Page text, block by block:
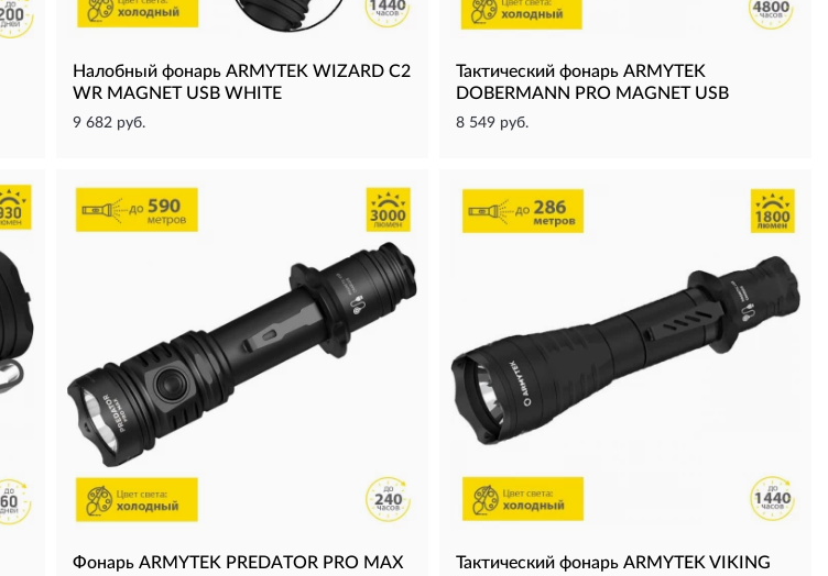
Налобный фонарь ARMYTEK WIZARD C2
WR MAGNET USB WHITE
9 682 руб.
Тактический фонарь ARMYTEK
DOBERMANN PRO MAGNET USB
8 549 руб.
Фонарь ARMYTEK PREDATOR PRO MAX
Тактический фонарь ARMYTEK VIKING